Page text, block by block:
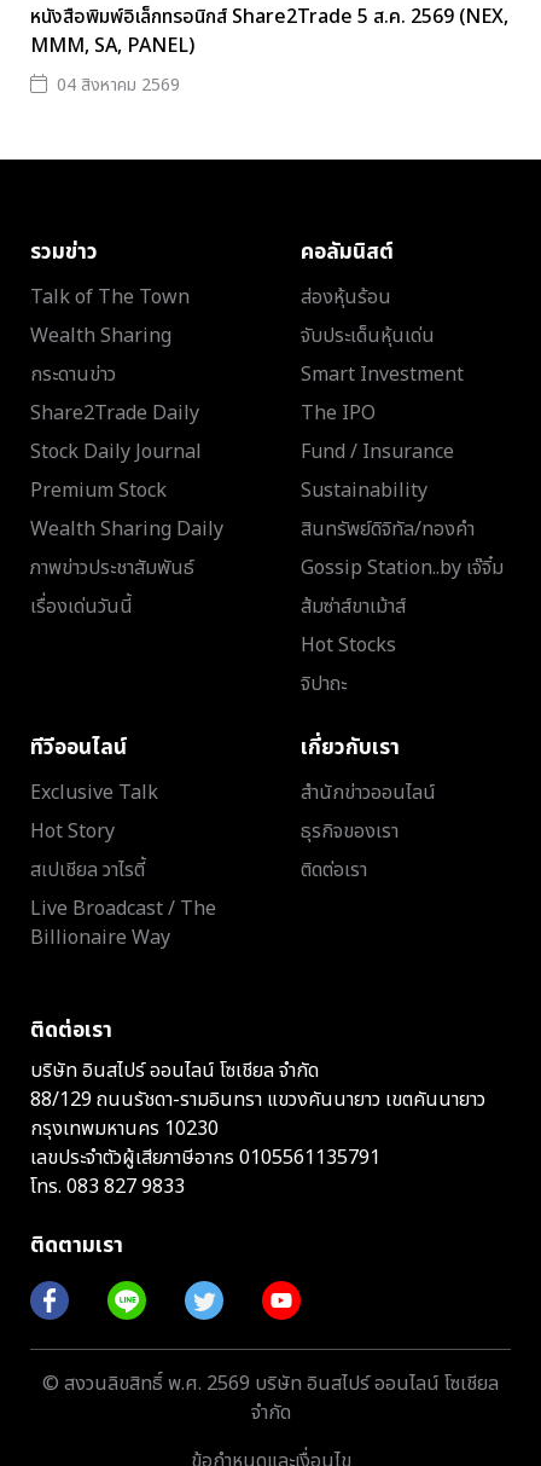
หนังสือพิมพ์อิเล็กทรอนิกส์ Share2Trade 5 ส.ค. 2569 (NEX,
MMM, SA, PANEL)
04 สิงหาคม 2569
รวมข่าว
Talk of The Town
Wealth Sharing
กระดานข่าว
Share2Trade Daily
Stock Daily Journal
Premium Stock
Wealth Sharing Daily
ภาพข่าวประชาสัมพันธ์
เรื่องเด่นวันนี้
คอลัมนิสต์
ส่องหุ้นร้อน
จับประเด็นหุ้นเด่น
Smart Investment
The IPO
Fund / Insurance
Sustainability
สินทรัพย์ดิจิทัล/ทองคำ
Gossip Station..by เจ๊จิ๋ม
ส้มซ่าส์ขาเม้าส์
Hot Stocks
จิปาถะ
ทีวีออนไลน์
Exclusive Talk
Hot Story
สเปเชียล วาไรตี้
Live Broadcast / The
Billionaire Way
เกี่ยวกับเรา
สำนักข่าวออนไลน์
ธุรกิจของเรา
ติดต่อเรา
ติดต่อเรา
บริษัท อินสไปร์ ออนไลน์ โซเชียล จำกัด
88/129 ถนนรัชดา-รามอินทรา แขวงคันนายาว เขตคันนายาว
กรุงเทพมหานคร 10230
เลขประจำตัวผู้เสียภาษีอากร 0105561135791
โทร. 083 827 9833
ติดตามเรา
© สงวนลิขสิทธิ์ พ.ศ. 2569 บริษัท อินสไปร์ ออนไลน์ โซเชียล
จำกัด